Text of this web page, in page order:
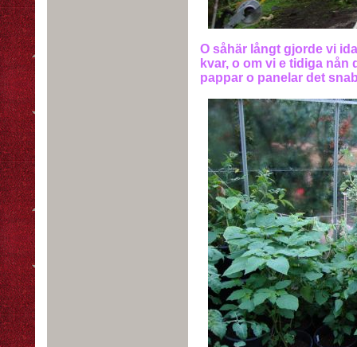
O såhär långt gjorde vi
kvar, o om vi e tidiga nån
pappar o panelar det